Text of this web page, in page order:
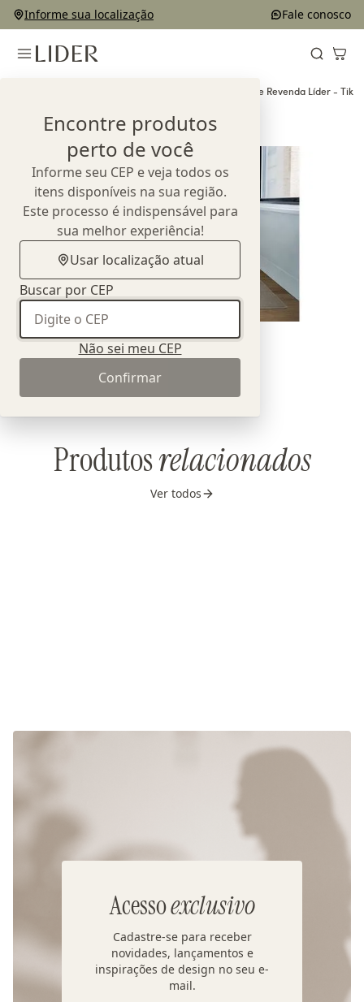
Informe sua localização Fale conosco
Encontre produtos
perto de você
Informe seu CEP e veja todos os
itens disponíveis na sua região.
Este processo é indispensável para
sua melhor experiência!
Usar localização atual
Buscar por CEP
Não sei meu CEP
Confirmar
Tapete Revenda Líder - Tik
Produtosrelacionados
Ver todos
Acessoexclusivo
Cadastre-se para receber
novidades, lançamentos e
inspirações de design no seu e-
mail.